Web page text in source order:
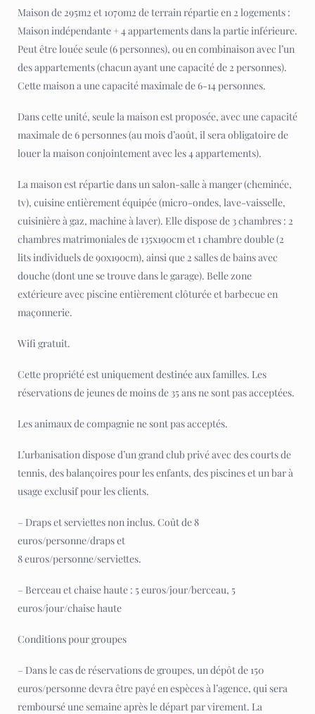
Maison de 295m2 et 1070m2 de terrain répartie en 2 logements :
Maison indépendante + 4 appartements dans la partie inférieure.
Peut être louée seule (6 personnes), ou en combinaison avec l’un
des appartements (chacun ayant une capacité de 2 personnes).
Cette maison a une capacité maximale de 6-14 personnes.
Dans cette unité, seule la maison est proposée, avec une capacité
maximale de 6 personnes (au mois d’août, il sera obligatoire de
louer la maison conjointement avec les 4 appartements).
La maison est répartie dans un salon-salle à manger (cheminée,
tv), cuisine entièrement équipée (micro-ondes, lave-vaisselle,
cuisinière à gaz, machine à laver). Elle dispose de 3 chambres : 2
chambres matrimoniales de 135x190cm et 1 chambre double (2
lits individuels de 90x190cm), ainsi que 2 salles de bains avec
douche (dont une se trouve dans le garage). Belle zone
extérieure avec piscine entièrement clôturée et barbecue en
maçonnerie.
Wifi gratuit.
Cette propriété est uniquement destinée aux familles. Les
réservations de jeunes de moins de 35 ans ne sont pas acceptées.
Les animaux de compagnie ne sont pas acceptés.
L’urbanisation dispose d’un grand club privé avec des courts de
tennis, des balançoires pour les enfants, des piscines et un bar à
usage exclusif pour les clients.
– Draps et serviettes non inclus. Coût de 8
euros/personne/draps et
8 euros/personne/serviettes.
– Berceau et chaise haute : 5 euros/jour/berceau, 5
euros/jour/chaise haute
Conditions pour groupes
– Dans le cas de réservations de groupes, un dépôt de 150
euros/personne devra être payé en espèces à l’agence, qui sera
remboursé une semaine après le départ par virement. La